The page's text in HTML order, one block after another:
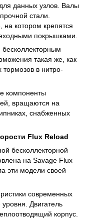
данных узлов. Валы
стали.
на котором крепятся
покрышками.
такая же, как
тормозов в нитро-
компоненты
вращаются на
снабженных
Flux Reload
бесколлекторной
на Savage Flux
эти модели своей
современных
Двигатель
корпус.